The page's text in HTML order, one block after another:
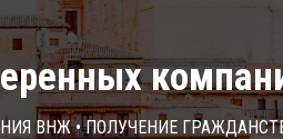
ВНЖ • Получение